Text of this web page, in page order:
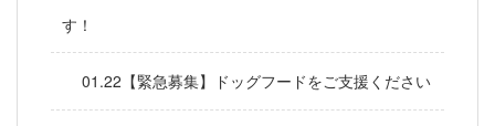
す！
01.22【緊急募集】ドッグフードをご支援ください